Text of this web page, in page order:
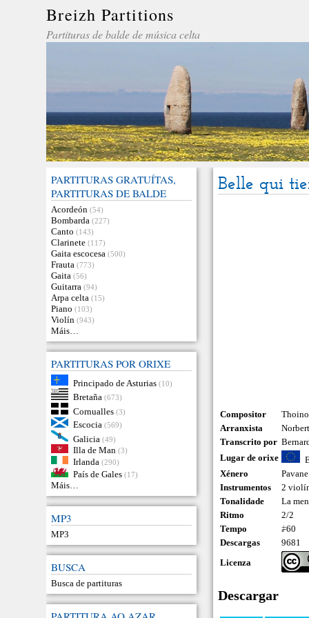
Breizh Partitions
Partituras de balde de música celta
PARTITURAS GRATUÍTAS,
PARTITURAS DE BALDE
Acordeón (54)
Bombarda (227)
Canto (143)
Clarinete (117)
Gaita escocesa (500)
Frauta (773)
Gaita (56)
Guitarra (94)
Arpa celta (15)
Piano (103)
Violín (943)
Máis…
PARTITURAS POR ORIXE
Principado de Asturias (10)
Bretaña (673)
Cornualles (3)
Escocia (569)
Galicia (49)
Illa de Man (3)
Irlanda (290)
País de Gales (17)
Máis…
MP3
MP3
BUSCA
Busca de partituras
Belle qui
Compositor
Arranxista
Transcrito por
Lugar de orixe
Xénero
Pavane
Instrumentos
2
Tonalidade
La
Ritmo
2/2
Tempo
𝅗𝅥=60
Descargas
9681
Licenza
Descargar